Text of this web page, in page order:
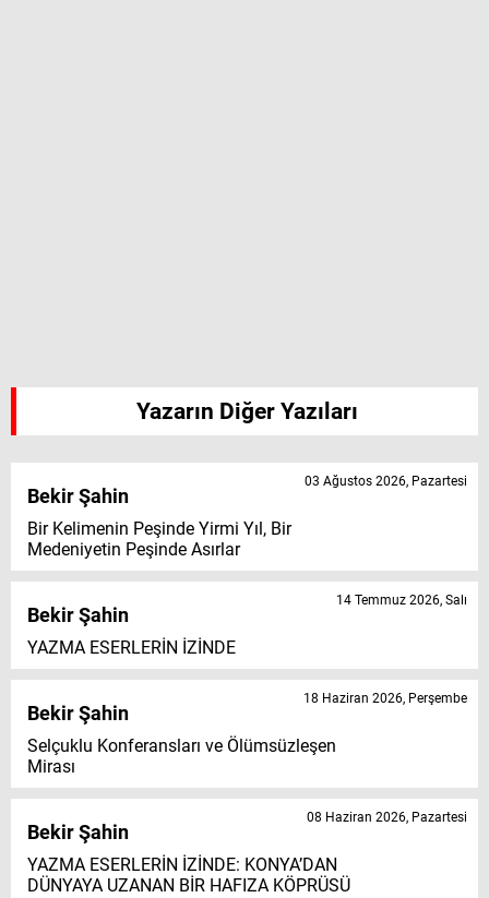
Yazarın Diğer Yazıları
Bekir Şahin
Bir Kelimenin Peşinde Yirmi Yıl, Bir
Medeniyetin Peşinde Asırlar
03 Ağustos 2026, Pazartesi
Bekir Şahin
YAZMA ESERLERİN İZİNDE
14 Temmuz 2026, Salı
Bekir Şahin
Selçuklu Konferansları ve Ölümsüzleşen
Mirası
18 Haziran 2026, Perşembe
Bekir Şahin
YAZMA ESERLERİN İZİNDE: KONYA’DAN
DÜNYAYA UZANAN BİR HAFIZA KÖPRÜSÜ
08 Haziran 2026, Pazartesi